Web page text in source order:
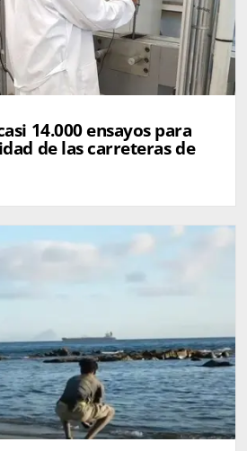
14.000 ensayos para
de las carreteras de